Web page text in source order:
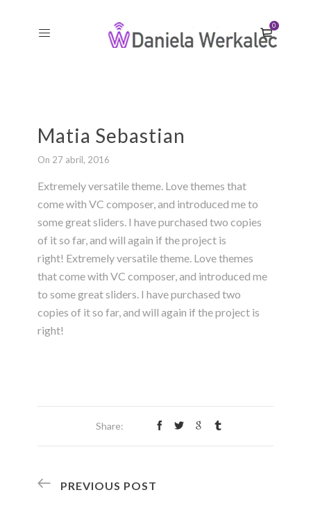
0
Matia Sebastian
On 27 abril, 2016
Extremely versatile theme. Love themes that
come with VC composer, and introduced me to
some great sliders. I have purchased two copies
of it so far, and will again if the project is
right! Extremely versatile theme. Love themes
that come with VC composer, and introduced me
to some great sliders. I have purchased two
copies of it so far, and will again if the project is
right!
Share:
PREVIOUS POST